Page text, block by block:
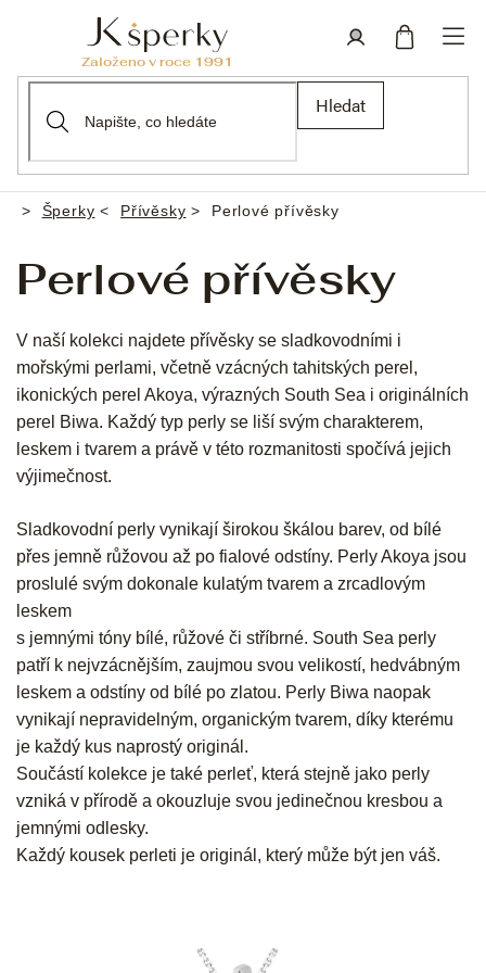
Hledat
Domů
Šperky Přívěsky Perlové přívěsky
Perlové přívěsky
V naší kolekci najdete přívěsky se sladkovodními i
mořskými perlami, včetně vzácných tahitských perel,
ikonických perel Akoya, výrazných South Sea i originálních
perel Biwa. Každý typ perly se liší svým charakterem,
leskem i tvarem a právě v této rozmanitosti spočívá jejich
výjimečnost.
Sladkovodní perly vynikají širokou škálou barev, od bílé
přes jemně růžovou až po fialové odstíny. Perly Akoya jsou
proslulé svým dokonale kulatým tvarem a zrcadlovým
leskem
s jemnými tóny bílé, růžové či stříbrné. South Sea perly
patří k nejvzácnějším, zaujmou svou velikostí, hedvábným
leskem a odstíny od bílé po zlatou. Perly Biwa naopak
vynikají nepravidelným, organickým tvarem, díky kterému
je každý kus naprostý originál.
Součástí kolekce je také perleť, která stejně jako perly
vzniká v přírodě a okouzluje svou jedinečnou kresbou a
jemnými odlesky.
Každý kousek perleti je originál, který může být jen váš.